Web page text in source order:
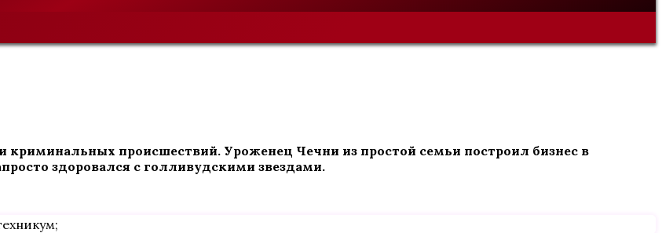
происшествий. Уроженец Чечни из простой семьи построил бизнес в
здоровался с голливудскими звездами.